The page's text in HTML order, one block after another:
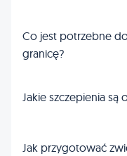
Co jest potrzebne
granicę?
Jakie szczepienia są
Jak przygotować